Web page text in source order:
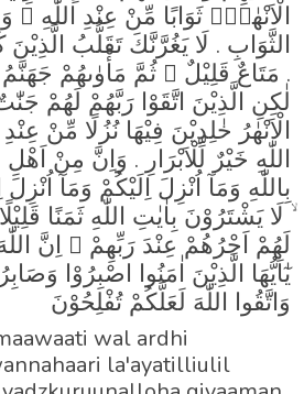
الْاَنْهٰرُۚ ثَوَابًا مِّنْ عِنْدِ اللّٰهِ
الثَّوَابِ . لَا يَغُرَّنَّكَ تَقَلُّبُ
. مَتَاعٌ قَلِيْلٌ ۗ ثُمَّ مَأْوٰىهُمْ
لٰكِنِ الَّذِيْنَ اتَّقَوْا رَبَّهُمْ لَهُمْ
الْاَنْهٰرُ خٰلِدِيْنَ فِيْهَا نُزُلًا مِّنْ
اللّٰهِ خَيْرٌ لِّلْاَبْرَارِ . وَاِنَّ مِنْ
بِاللّٰهِ وَمَآ اُنْزِلَ اِلَيْكُمْ وَمَآ
لَا يَشْتَرُوْنَ بِاٰيٰتِ اللّٰهِ ثَمَنًا
لَهُمْ اَجْرُهُمْ عِنْدَ رَبِّهِمْ ۗ اِنَّ
يٰٓاَيُّهَا الَّذِيْنَ اٰمَنُوا اصْبِرُوْا
وَاتَّقُوا اللّٰهَ لَعَلَّكُمْ تُفْلِحُوْنَ
wal ardhi
la'ayatilliulil